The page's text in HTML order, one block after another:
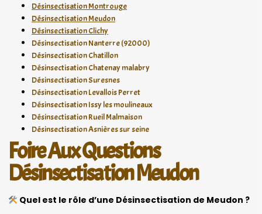
Désinsectisation Montrouge
Désinsectisation Meudon
Désinsectisation Clichy
Désinsectisation Nanterre (92000)
Désinsectisation Chatillon
Désinsectisation Chatenay malabry
Désinsectisation Suresnes
Désinsectisation Levallois Perret
Désinsectisation Issy les moulineaux
Désinsectisation Rueil Malmaison
Désinsectisation Asnières sur seine
Foire Aux Questions
Désinsectisation Meudon
Quel est le rôle d’une Désinsectisation de Meudon ?